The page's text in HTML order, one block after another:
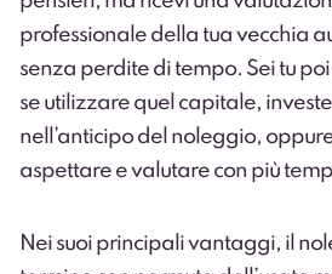
professionale della tua vecchia
senza perdite di tempo. Sei tu
se utilizzare quel capitale,
nell’anticipo del noleggio,
aspettare e valutare con più
Nei suoi principali vantaggi, il